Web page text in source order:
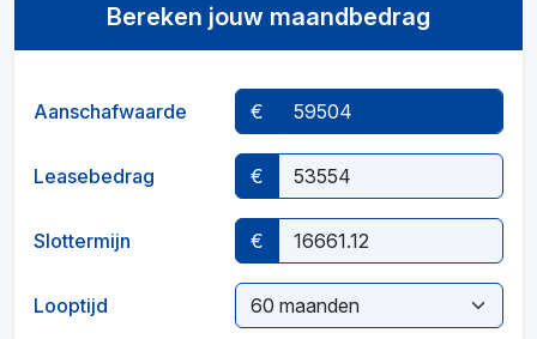
Bereken jouw maandbedrag
Aanschafwaarde €
Leasebedrag €
Slottermijn €
Looptijd